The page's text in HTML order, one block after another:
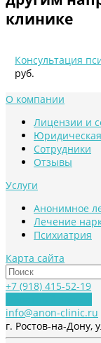
клинике
Консультация
руб.
О компании
Лицензии и
Сотрудники
Отзывы
Услуги
Анонимное
Лечение
Психиатрия
Карта сайта
+7 (918) 415-52-19
info@anon-clinic.ru
г. Ростов-на-Дону,